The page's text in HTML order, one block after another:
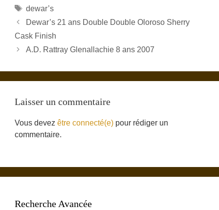
Étiquettes
dewar’s
Dewar’s 21 ans Double Double Oloroso Sherry
Cask Finish
A.D. Rattray Glenallachie 8 ans 2007
Laisser un commentaire
Vous devez être connecté(e) pour rédiger un
commentaire.
Recherche Avancée